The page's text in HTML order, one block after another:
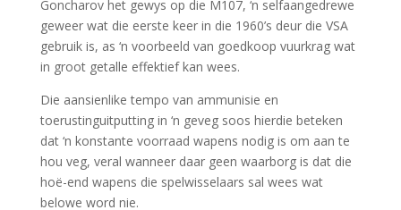
Goncharov het gewys op die M107, ‘n selfaangedrewe
geweer wat die eerste keer in die 1960’s deur die VSA
gebruik is, as ‘n voorbeeld van goedkoop vuurkrag wat
in groot getalle effektief kan wees.
Die aansienlike tempo van ammunisie en
toerustinguitputting in ‘n geveg soos hierdie beteken
dat ‘n konstante voorraad wapens nodig is om aan te
hou veg, veral wanneer daar geen waarborg is dat die
hoë-end wapens die spelwisselaars sal wees wat
belowe word nie.